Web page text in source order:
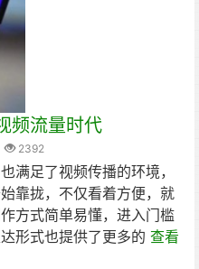
频流量时代
2392
满足了视频传播的环境，
靠拢，不仅看着方便，就
方式简单易懂，进入门槛
形式也提供了更多的 查看